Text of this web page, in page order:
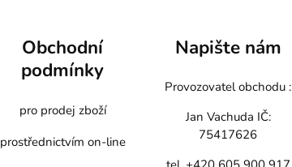
Obchodní
podmínky
pro prodej zboží
prostřednictvím on-line
Napište nám
Provozovatel obchodu :
Jan Vachuda IČ:
75417626